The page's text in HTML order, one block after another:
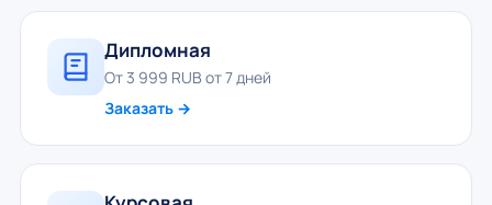
Дипломная
От 3 999 RUB от 7 дней
Заказать →